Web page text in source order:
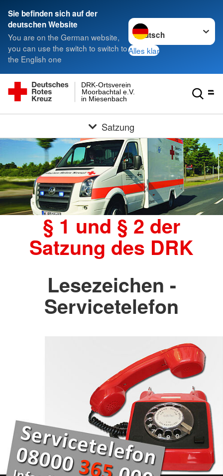
Sie befinden sich auf der
deutschen Website
You are on the German website,
you can use the switch to switch to
the English one
Sprache wechseln zu
Alles klar
in Miesenbach
Moorbachtal e.V.
DRK-Ortsverein
Satzung
§ 1 und § 2 der
Satzung des DRK
Lesezeichen -
Servicetelefon